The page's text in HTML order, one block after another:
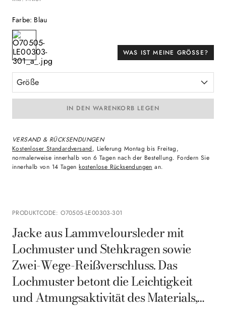
Farbe: Blau
WAS IST MEINE GRÖSSE?
Größe
IN DEN WARENKORB LEGEN
VERSAND & RÜCKSENDUNGEN
Kostenloser Standardversand, Lieferung Montag bis Freitag,
normalerweise innerhalb von 6 Tagen nach der Bestellung. Fordern Sie
innerhalb von 14 Tagenkostenlose Rücksendungen an.
PRODUKTCODE:O70505-LE00303-301
Jacke aus Lammveloursleder mit
Lochmuster und Stehkragen sowie
Zwei-Wege-Reißverschluss. Das
Lochmuster betont die Leichtigkeit
und Atmungsaktivität des Materials,